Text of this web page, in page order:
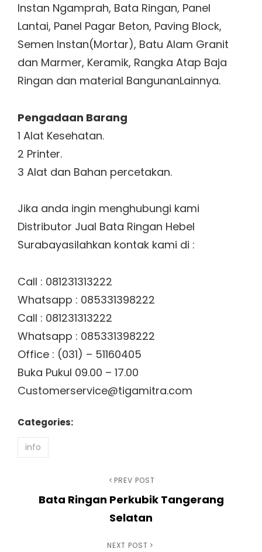
Instan Ngamprah, Bata Ringan, Panel
Lantai, Panel Pagar Beton, Paving Block,
Semen Instan(Mortar), Batu Alam Granit
dan Marmer, Keramik, Rangka Atap Baja
Ringan dan material BangunanLainnya.
Pengadaan Barang
1 Alat Kesehatan.
2 Printer.
3 Alat dan Bahan percetakan.
Jika anda ingin menghubungi kami
Distributor Jual Bata Ringan Hebel
Surabayasilahkan kontak kami di :
Call : 081231313222
Whatsapp : 085331398222
Call : 081231313222
Whatsapp : 085331398222
Office : (031) – 51160405
Buka Pukul 09.00 – 17.00
Customerservice@tigamitra.com
Categories:
info
pos
Post
PREV POST
Bata Ringan Perkubik Tangerang
Selatan
NEXT POST